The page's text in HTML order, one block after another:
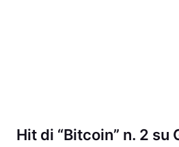
Hit di “Bitcoin” n. 2 su